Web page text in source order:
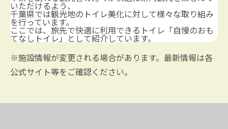
いただけるよう、
千葉県では観光地のトイレ美化に対して様々な取り組み
を行っています。
ここでは、旅先で快適に利用できるトイレ「自慢のおも
てなしトイレ」として紹介しています。
※施設情報が変更される場合があります。最新情報は各
公式サイト等をご確認ください。